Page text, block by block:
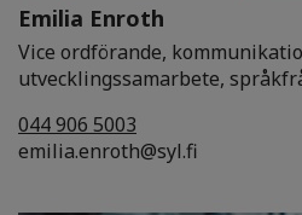
Emilia Enroth
Vice ordförande,
utvecklingssamarbete,
044 906 5003
emilia.enroth@syl.fi